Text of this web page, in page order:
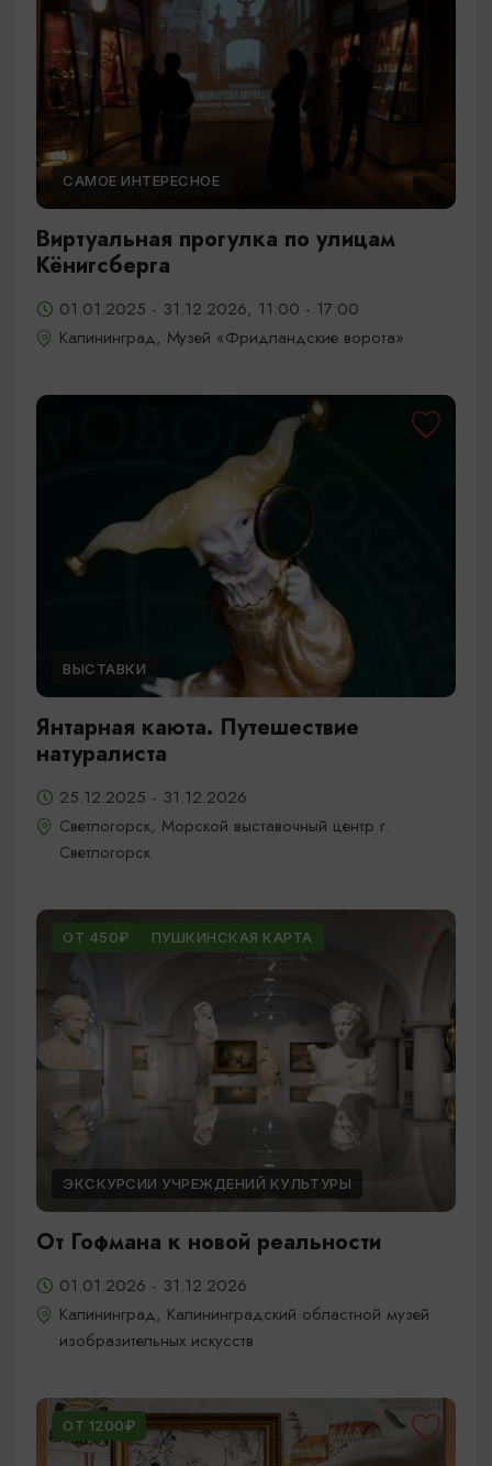
САМОЕ ИНТЕРЕСНОЕ
Виртуальная прогулка по улицам
Кёнигсберга
01.01.2025 - 31.12.2026, 11:00 - 17:00
Калининград, Музей «Фридландские ворота»
ВЫСТАВКИ
Янтарная каюта. Путешествие
натуралиста
25.12.2025 - 31.12.2026
Светлогорск, Морской выставочный центр г.
Светлогорск
ОТ 450₽ ПУШКИНСКАЯ КАРТА
ЭКСКУРСИИ УЧРЕЖДЕНИЙ КУЛЬТУРЫ
От Гофмана к новой реальности
01.01.2026 - 31.12.2026
Калининград, Калининградский областной музей
изобразительных искусств
ОТ 1200₽